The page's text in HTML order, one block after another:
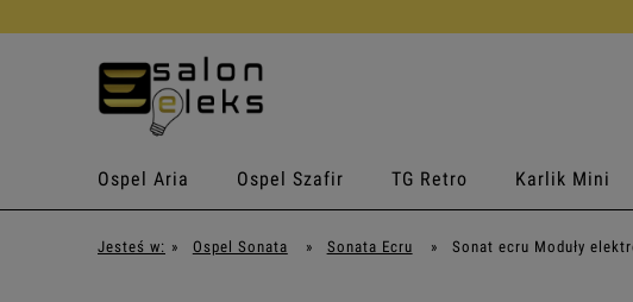
Ospel Aria Ospel Szafir TG Retro Karlik Mini
Jesteś w: » Ospel Sonata » Sonata Ecru » Sonat ecru Moduły